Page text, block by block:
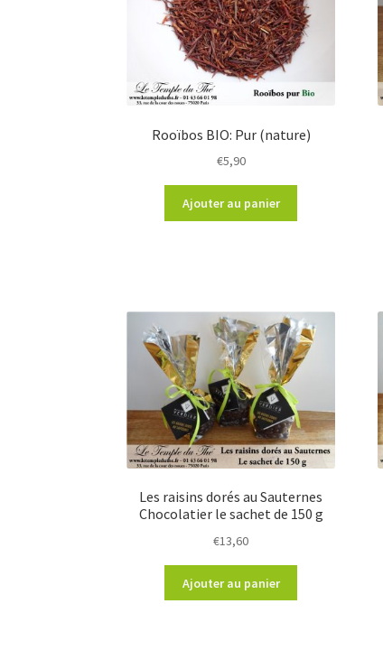
Rooïbos BIO: Pur (nature)
€5,90
Ajouter au panier
Les raisins dorés au Sauternes
Chocolatier le sachet de 150 g
€13,60
Ajouter au panier